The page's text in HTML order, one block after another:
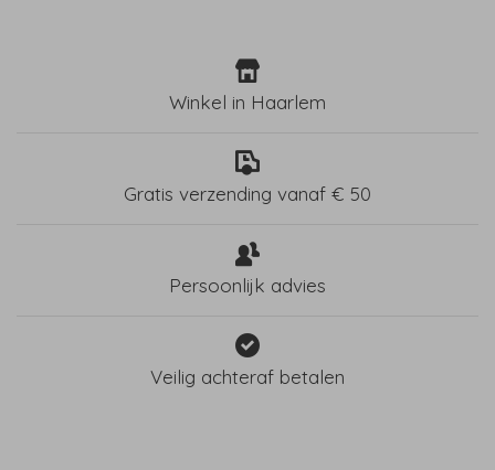
Winkel in Haarlem
Gratis verzending vanaf € 50
Persoonlijk advies
Veilig achteraf betalen